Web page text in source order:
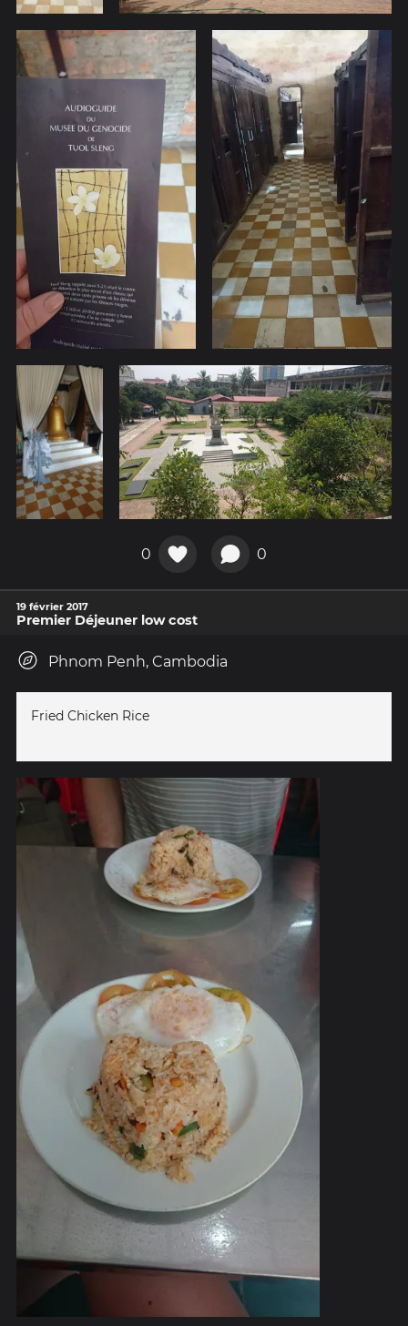
0 0
19 février 2017
Premier Déjeuner low cost
Phnom Penh, Cambodia
Fried Chicken Rice